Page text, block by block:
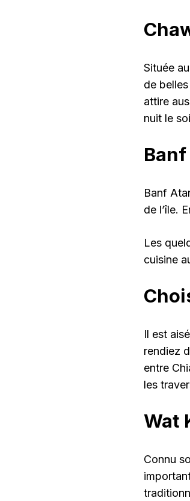
Située
de
attire
nuit le
Banf
de l’île.
Les
cuisine
Il est
rendiez
entre
les
Wat
Connu